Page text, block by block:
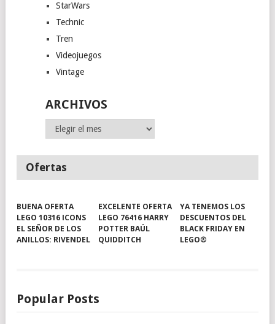
StarWars
Technic
Tren
Videojuegos
Vintage
ARCHIVOS
Archivos
Ofertas
BUENA OFERTA
LEGO 10316 ICONS
EL SEÑOR DE LOS
ANILLOS: RIVENDEL
EXCELENTE OFERTA
LEGO 76416 HARRY
POTTER BAÚL
QUIDDITCH
YA TENEMOS LOS
DESCUENTOS DEL
BLACK FRIDAY EN
LEGO®
Popular Posts